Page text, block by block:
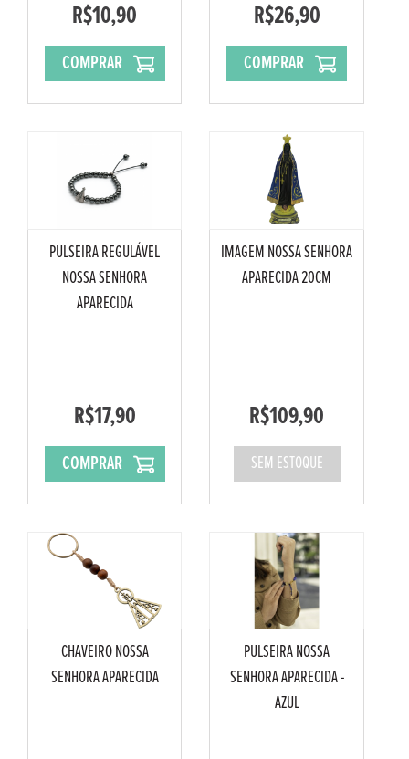
R$10,90
COMPRAR
R$26,90
COMPRAR
PULSEIRA REGULÁVEL
NOSSA SENHORA
APARECIDA
R$17,90
COMPRAR
IMAGEM NOSSA SENHORA
APARECIDA 20CM
R$109,90
SEM ESTOQUE
CHAVEIRO NOSSA
SENHORA APARECIDA
PULSEIRA NOSSA
SENHORA APARECIDA -
AZUL